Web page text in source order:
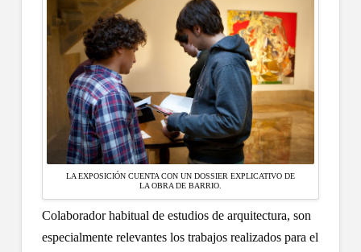
LA EXPOSICIÓN CUENTA CON UN DOSSIER EXPLICATIVO DE
LA OBRA DE BARRIO.
Colaborador habitual de estudios de arquitectura, son
especialmente relevantes los trabajos realizados para el